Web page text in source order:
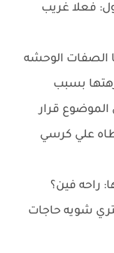
فعلا غريب
الصفات الوحشه
بسبب
قرار
علي كرسي
راحه فين؟
شويه حاجات